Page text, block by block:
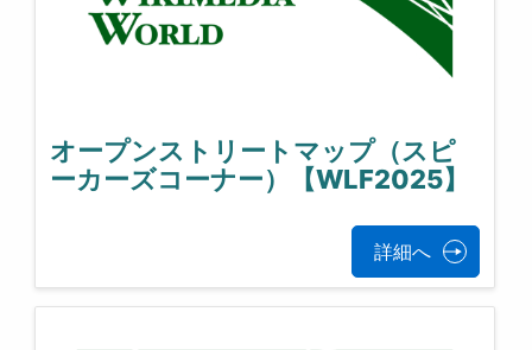
オープンストリートマップ（スピ
ーカーズコーナー）【WLF2025】
詳細へ